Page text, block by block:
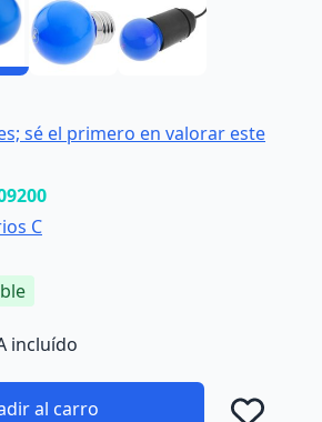
sé el primero en valorar este
C
incluído
al carro